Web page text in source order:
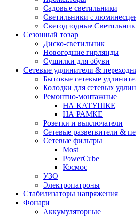
Садовые светильники
Светильники с
Светодиодные
Сезонный товар
Диско-светильник
Новогодние гирлянды
Сушилки для обуви
Сетевые удлинители &
Бытовые сетевые
Колодки для сетевых
Ремонтно-монтажные
НА КАТУШКЕ
НА РАМКЕ
Розетки и выключатели
Сетевые разветвители &
Сетевые фильтры
Most
PowerCube
Космос
УЗО
Электропатроны
Стабилизаторы напряжения
Фонари
Аккумуляторные